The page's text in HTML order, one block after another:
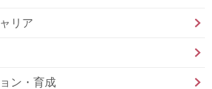
リア
ン・育成